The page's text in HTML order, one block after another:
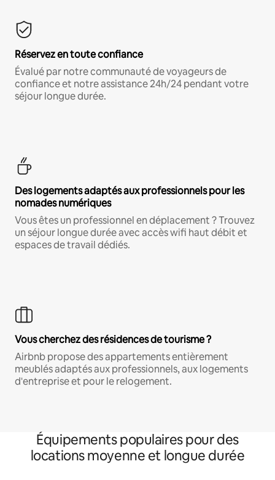
Réservez en toute confiance
Évalué par notre communauté de voyageurs de
confiance et notre assistance 24h/24 pendant votre
séjour longue durée.
Des logements adaptés aux professionnels pour les
nomades numériques
Vous êtes un professionnel en déplacement ? Trouvez
un séjour longue durée avec accès wifi haut débit et
espaces de travail dédiés.
Vous cherchez des résidences de tourisme ?
Airbnb propose des appartements entièrement
meublés adaptés aux professionnels, aux logements
d'entreprise et pour le relogement.
Équipements populaires pour des
locations moyenne et longue durée